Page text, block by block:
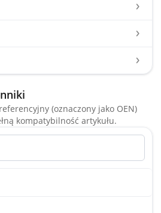
(oznaczony jako OEN)
kompatybilność artykułu.